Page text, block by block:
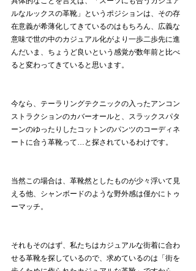
ルなルックスの革靴」というポジションは、その存
在意義が希薄化してきているのはもちろん、広義な
意味で世の中のカジュアル化がより一歩二歩先に進
んだいま、ちょうど良いという感覚が数年前と比べ
ると変わってきていると思います。
今なら、テーラリングテクニックの入ったアンコン
ストラクションのカバーオールと、スラックスパタ
ーンのゆったりしたコットンのパンツのコーディネ
ートに合う革靴って…と探されているわけです。
当然この場合は、革靴然としたものが少々浮いて見
える他、シャンボードのような野外感は僅かにトゥ
ーマッチ。
それもそのはず、私たちはカジュアルな街着に合わ
せる革靴を探しているので、求めているのは「街を